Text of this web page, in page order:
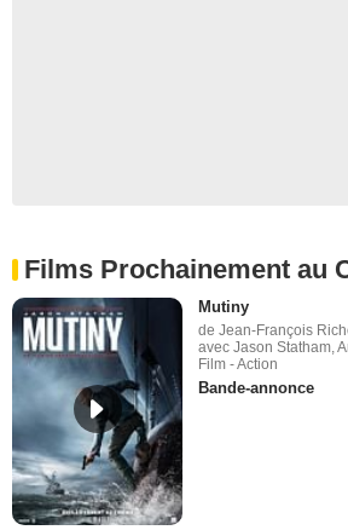
Films Prochainement au
Mutiny
de Jean-François
avec Jason Statham,
Film - Action
Bande-annonce